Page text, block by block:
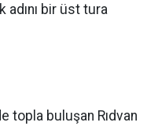
adını bir üst tura
topla buluşan Rıdvan